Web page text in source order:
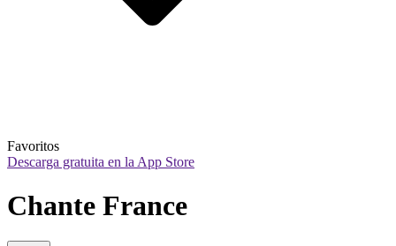
Favoritos
Descarga gratuita en la App Store
Chante France